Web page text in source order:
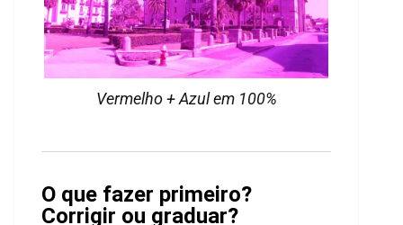
Vermelho + Azul em 100%
O que fazer primeiro?
Corrigir ou graduar?